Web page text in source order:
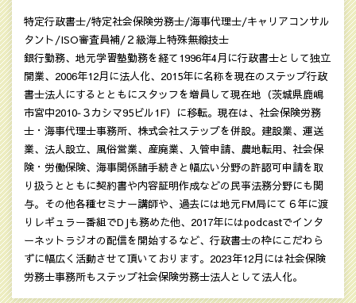
特定行政書士/特定社会保険労務士/海事代理士/キャリアコンサル
タント/ISO審査員補/２級海上特殊無線技士
銀行勤務、地元学習塾勤務を経て1996年4月に行政書士として独立
開業、2006年12月に法人化、2015年に名称を現在のステップ行政
書士法人にするとともにスタッフを増員して現在地（茨城県鹿嶋
市宮中2010‐３カシマ95ビル1F）に移転。現在は、社会保険労務
士・海事代理士事務所、株式会社ステップを併設。建設業、運送
業、法人設立、風俗営業、産廃業、入管申請、農地転用、社会保
険・労働保険、海事関係諸手続きと幅広い分野の許認可申請を取
り扱うとともに契約書や内容証明作成などの民亊法務分野にも関
与。その他各種セミナー講師や、過去には地元FM局にて６年に渡
りレギュラー番組でDJも務めた他、2017年にはpodcastでインタ
ーネットラジオの配信を開始するなど、行政書士の枠にこだわら
ずに幅広く活動させて頂いております。2023年12月には社会保険
労務士事務所もステップ社会保険労務士法人として法人化。